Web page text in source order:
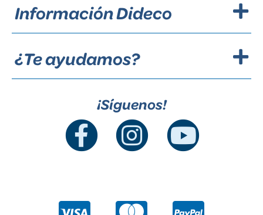
Información Dideco
¿Te ayudamos?
¡Síguenos!